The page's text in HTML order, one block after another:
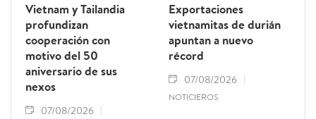
Vietnam y Tailandia
profundizan
cooperación con
motivo del 50
aniversario de sus
nexos
07/08/2026
Exportaciones
vietnamitas de durián
apuntan a nuevo
récord
07/08/2026
NOTICIEROS